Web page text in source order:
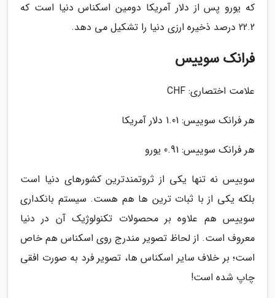
که یورو پس از دلار آمریکا دومین اسکناس دنیا است که
22.2 درصد ذخیره ارزی دنیا را تشکیل می دهد.
فرانک سوییس
علامت اختصاری: CHF
هر فرانک سوییس: 1.01 دلار آمریکا
هر فرانک سوییس: 0.91 یورو
سوییس نه تنها یکی از ثروتمندترین کشورهای دنیا است
بلکه یکی از با ثبات ترین ها هم هست. سیستم بانکداری
سوییس هم علاوه بر محصولات تکنولوژیک آن در دنیا
معروف است. از لحاظ تصویر مندرج روی اسکناس هم خاص
است؛ بر خلاف سایر اسکناس ها، تصویر فرد به صورت افقی
چاپ شده است!